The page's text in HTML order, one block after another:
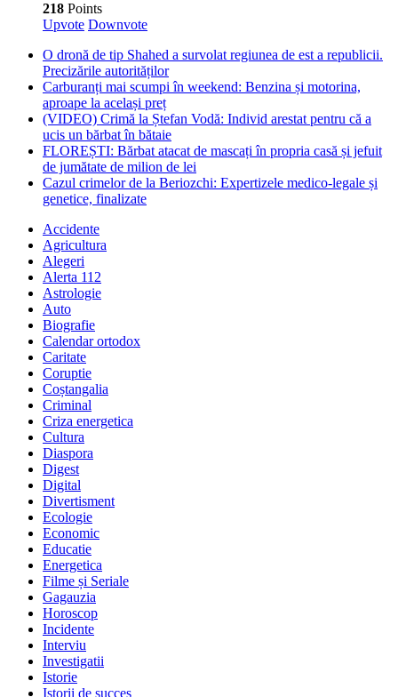
218 Points
Upvote Downvote
O dronă de tip Shahed a survolat regiunea de est a republicii.
Precizările autorităților
Carburanți mai scumpi în weekend: Benzina și motorina,
aproape la același preț
(VIDEO) Crimă la Ștefan Vodă: Individ arestat pentru că a
ucis un bărbat în bătaie
FLOREȘTI: Bărbat atacat de mascați în propria casă și jefuit
de jumătate de milion de lei
Cazul crimelor de la Beriozchi: Expertizele medico-legale și
genetice, finalizate
Accidente
Agricultura
Alegeri
Alerta 112
Astrologie
Auto
Biografie
Calendar ortodox
Caritate
Coruptie
Coștangalia
Criminal
Criza energetica
Cultura
Diaspora
Digest
Digital
Divertisment
Ecologie
Economic
Educatie
Energetica
Filme și Seriale
Gagauzia
Horoscop
Incidente
Interviu
Investigatii
Istorie
Istorii de succes